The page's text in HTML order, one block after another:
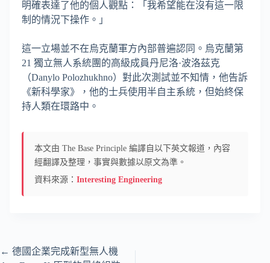
明確表達了他的個人觀點：「我希望能在沒有這一限
制的情況下操作。」
這一立場並不在烏克蘭軍方內部普遍認同。烏克蘭第
21 獨立無人系統團的高級成員丹尼洛·波洛茲克
（Danylo Polozhukhno）對此次測試並不知情，他告訴
《新科學家》，他的士兵使用半自主系統，但始終保
持人類在環路中。
本文由 The Base Principle 編譯自以下英文報道，內容
經翻譯及整理，事實與數據以原文為準。
資料來源： Interesting Engineering
← 德國企業完成新型無人機